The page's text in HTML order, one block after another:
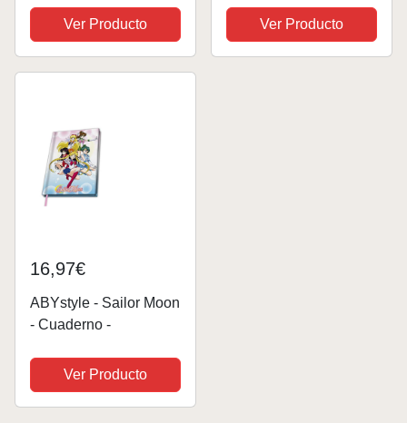
Manga Japonesa
Cosplay Sudadera con
Estampado Lindo
Ver Producto
Pijama en Franela
Mujer, Marvel Captain
America, XXL
Ver Producto
16,97€
ABYstyle - Sailor Moon
- Cuaderno -
Ver Producto